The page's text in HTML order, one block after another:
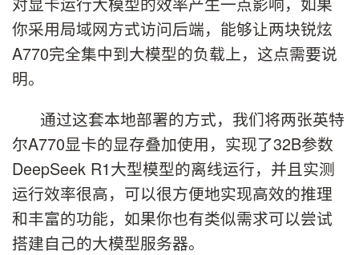
你采用局域网方式访问后端，能够让两块锐炫
A770完全集中到大模型的负载上，这点需要说
明。
通过这套本地部署的方式，我们将两张英特
尔A770显卡的显存叠加使用，实现了32B参数
DeepSeek R1大型模型的离线运行，并且实测
运行效率很高，可以很方便地实现高效的推理
和丰富的功能，如果你也有类似需求可以尝试
搭建自己的大模型服务器。